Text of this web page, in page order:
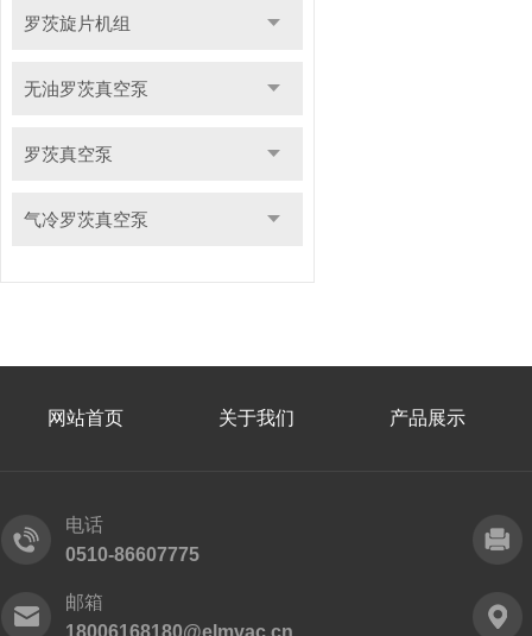
罗茨旋片机组
无油罗茨真空泵
罗茨真空泵
气冷罗茨真空泵
网站首页 关于我们 产品展示
电话
0510-86607775
邮箱
18006168180@elmvac.cn